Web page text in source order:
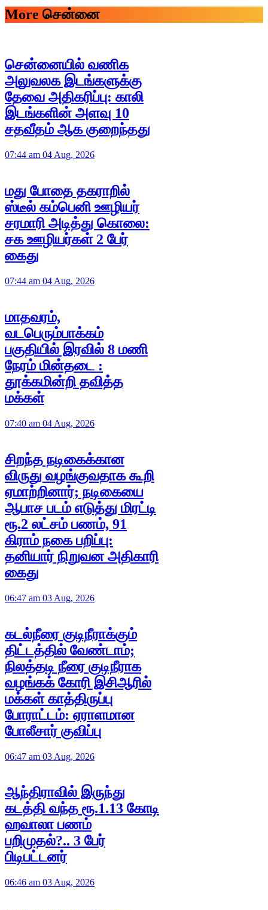
More சென்னை
சென்னையில் வணிக
அலுவலக இடங்களுக்கு
தேவை அதிகரிப்பு: காலி
இடங்களின் அளவு 10
சதவீதம் ஆக குறைந்தது
07:44 am 04 Aug, 2026
மது போதை தகராறில்
ஸ்டீல் கம்பெனி ஊழியர்
சரமாரி அடித்து கொலை:
சக ஊழியர்கள் 2 பேர்
கைது
07:44 am 04 Aug, 2026
மாதவரம்,
வடபெரும்பாக்கம்
பகுதியில் இரவில் 8 மணி
நேரம் மின்தடை :
தூக்கமின்றி தவித்த
மக்கள்
07:40 am 04 Aug, 2026
சிறந்த நடிகைக்கான
விருது வழங்குவதாக கூறி
ஏமாற்றினார்; நடிகையை
ஆபாச படம் எடுத்து மிரட்டி
ரூ.2 லட்சம் பணம், 91
கிராம் நகை பறிப்பு:
தனியார் நிறுவன அதிகாரி
கைது
06:47 am 03 Aug, 2026
கடல்நீரை குடிநீராக்கும்
திட்டத்தில் வேண்டாம்;
நிலத்தடி நீரை குடிநீராக
வழங்கக் கோரி இசிஆரில்
மக்கள் காத்திருப்பு
போராட்டம்: ஏராளமான
போலீசார் குவிப்பு
06:47 am 03 Aug, 2026
ஆந்திராவில் இருந்து
கடத்தி வந்த ரூ.1.13 கோடி
ஹவாலா பணம்
பறிமுதல்?.. 3 பேர்
பிடிபட்டனர்
06:46 am 03 Aug, 2026